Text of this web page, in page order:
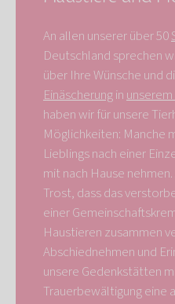
An allen unserer über 50
Deutschland sprechen
über Ihre Wünsche und
Einäscherungin
haben wir für unsere
Möglichkeiten: Manche
Lieblings nach einer
mit nach Hause
Trost, dass das
einer
Haustieren zusammen
Abschiednehmen und
unsere Gedenkstätten
Trauerbewältigung eine